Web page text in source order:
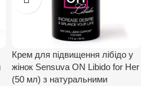
Крем для підвищення лібідо у
жінок Sensuva ON Libido for Her
(50 мл) з натуральними